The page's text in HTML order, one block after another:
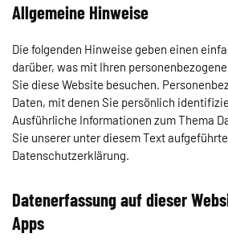
Allgemeine Hinweise
Die folgenden Hinweise geben einen
darüber, was mit Ihren
Sie diese Website besuchen.
Daten, mit denen Sie persönlich
Ausführliche Informationen zum Thema
Sie unserer unter diesem Text
Datenschutzerklärung.
Datenerfassung auf dieser
Apps